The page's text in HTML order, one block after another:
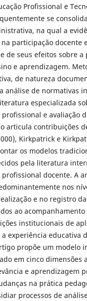
Profissional e
se
na qual a
participação docente
de seus efeitos sobre a
e aprendizagem.
de natureza
análise de normativas
especializada
e avaliação
articula contribuições
Kirkpatrick e
os modelos
pela literatura
docente. A
nos
e no registro
ao
institucionais de
experiência educativa
propõe um modelo
em cinco dimensões
e aprendizagem
na prática
processos de